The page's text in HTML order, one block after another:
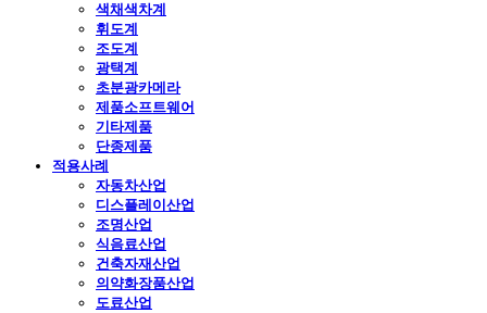
색채색차계
휘도계
조도계
광택계
초분광카메라
제품소프트웨어
기타제품
단종제품
적용사례
자동차산업
디스플레이산업
조명산업
식음료산업
건축자재산업
의약화장품산업
도료산업